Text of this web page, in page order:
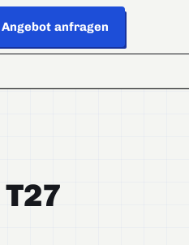
Angebot anfragen